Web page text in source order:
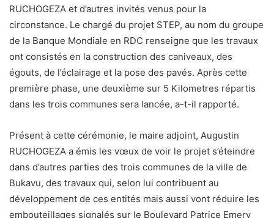
RUCHOGEZA et d’autres invités venus pour la
circonstance. Le chargé du projet STEP, au nom du groupe
de la Banque Mondiale en RDC renseigne que les travaux
ont consistés en la construction des caniveaux, des
égouts, de l’éclairage et la pose des pavés. Après cette
première phase, une deuxième sur 5 Kilometres répartis
dans les trois communes sera lancée, a-t-il rapporté.
Présent à cette cérémonie, le maire adjoint, Augustin
RUCHOGEZA a émis les vœux de voir le projet s’éteindre
dans d’autres parties des trois communes de la ville de
Bukavu, des travaux qui, selon lui contribuent au
développement de ces entités mais aussi vont réduire les
embouteillages signalés sur le Boulevard Patrice Emery